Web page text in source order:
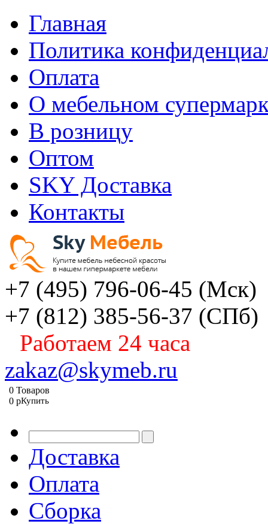
Главная
Политика
Оплата
О мебельном
В розницу
Оптом
SKY Доставка
Контакты
+7 (495) 796-06-45 (Мск)
+7 (812) 385-56-37 (СПб)
Работаем 24 часа
zakaz@skymeb.ru
0 Товаров
0 pКупить
Доставка
Оплата
Сборка